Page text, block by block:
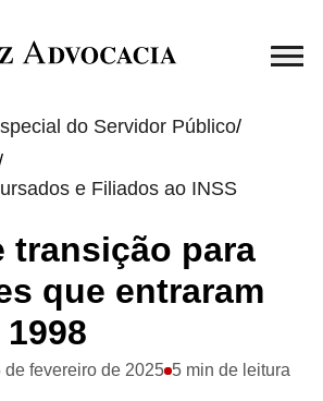
do Servidor Público/
e Filiados ao INSS
transição para
que entraram
de fevereiro de 2025 5 min de leitura